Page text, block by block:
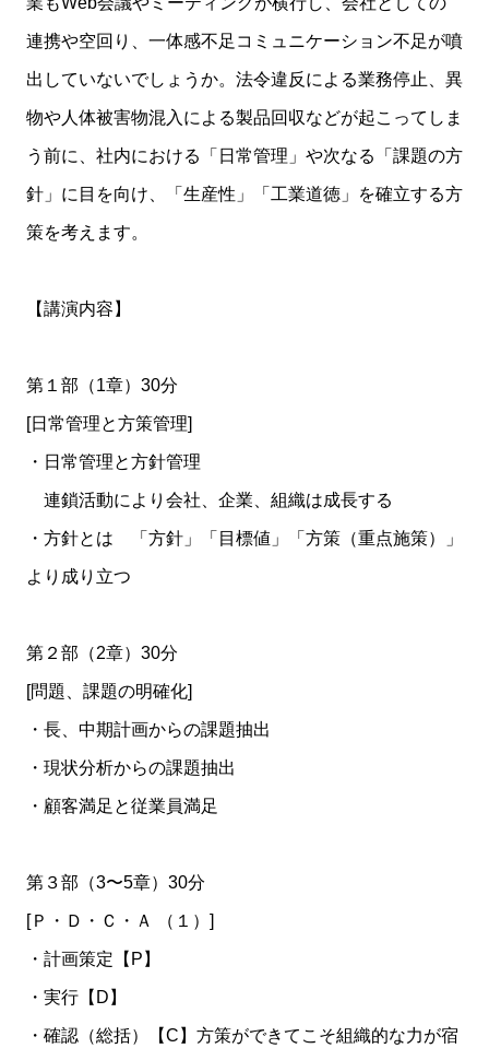
連携や空回り、一体感不足コミュニケーション不足が噴
出していないでしょうか。法令違反による業務停止、異
物や人体被害物混入による製品回収などが起こってしま
う前に、社内における「日常管理」や次なる「課題の方
針」に目を向け、「生産性」「工業道徳」を確立する方
策を考えます。
【講演内容】
第１部（1章）30分
[日常管理と方策管理]
・日常管理と方針管理
連鎖活動により会社、企業、組織は成長する
・方針とは 「方針」「目標値」「方策（重点施策）」
より成り立つ
第２部（2章）30分
[問題、課題の明確化]
・長、中期計画からの課題抽出
・現状分析からの課題抽出
・顧客満足と従業員満足
第３部（3〜5章）30分
[Ｐ・Ｄ・Ｃ・Ａ （１）]
・計画策定【P】
・実行【D】
・確認（総括）【C】方策ができてこそ組織的な力が宿